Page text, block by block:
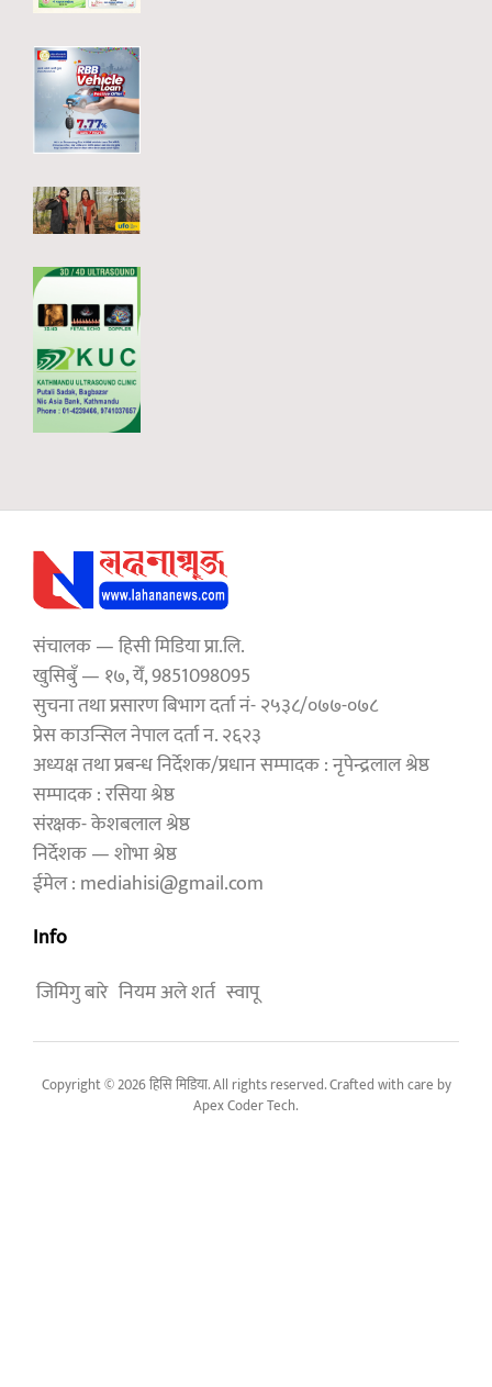
संचालक — हिसी मिडिया प्रा.लि.
खुसिबुँ — १७, येँ, 9851098095
सुचना तथा प्रसारण बिभाग दर्ता नं- २५३८/०७७-०७८
प्रेस काउन्सिल नेपाल दर्ता न. २६२३
अध्यक्ष तथा प्रबन्ध निर्देशक/प्रधान सम्पादक : नृपेन्द्रलाल श्रेष्ठ
सम्पादक : रसिया श्रेष्ठ
संरक्षक- केशबलाल श्रेष्ठ
निर्देशक — शोभा श्रेष्ठ
ईमेल : mediahisi@gmail.com
Info
जिमिगु बारे नियम अले शर्त स्वापू
Copyright © 2026 हिसि मिडिया. All rights reserved. Crafted with care by
Apex Coder Tech.